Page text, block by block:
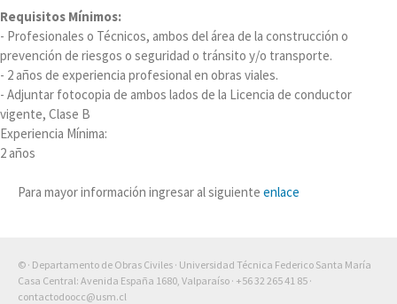
Requisitos Mínimos:
- Profesionales o Técnicos, ambos del área de la construcción o
prevención de riesgos o seguridad o tránsito y/o transporte.
- 2 años de experiencia profesional en obras viales.
- Adjuntar fotocopia de ambos lados de la Licencia de conductor
vigente, Clase B
Experiencia Mínima:
2 años
Para mayor información ingresar al siguiente enlace
© · Departamento de Obras Civiles · Universidad Técnica Federico Santa María
Casa Central: Avenida España 1680, Valparaíso · +56 32 265 41 85 ·
contactodoocc@usm.cl